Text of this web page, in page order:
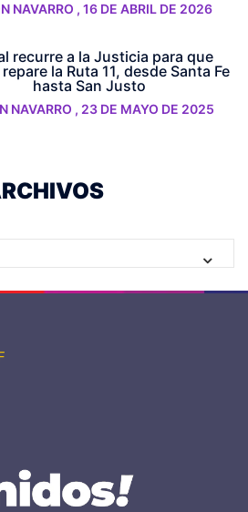
NAVARRO , 16 DE ABRIL DE 2026
recurre a la Justicia para que
la Ruta 11, desde Santa Fe
hasta San Justo
NAVARRO , 23 DE MAYO DE 2025